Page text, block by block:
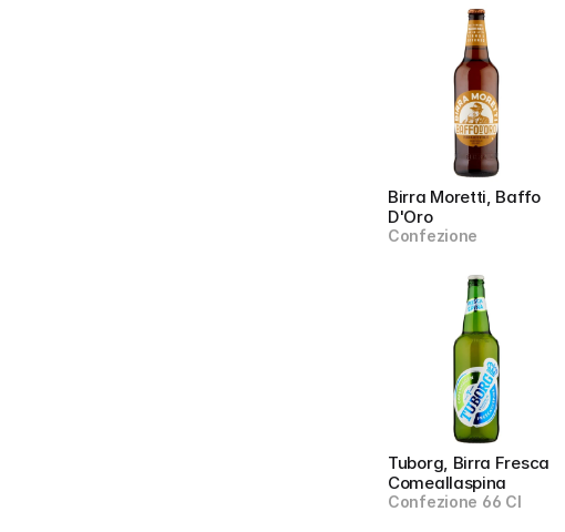
Birra Moretti, Baffo
D'Oro
Confezione
Tuborg, Birra Fresca
Comeallaspina
Confezione 66 Cl